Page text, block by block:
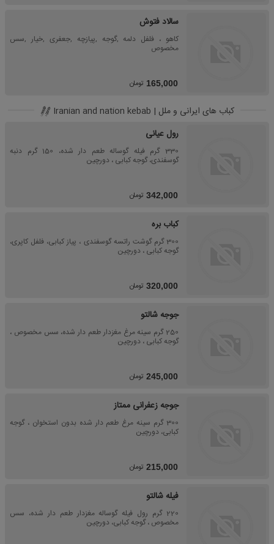
سالاد فتوش
کاهو ، فلفل دلمه ,گوجه ,پیازچه ,جعفری ,خیار ,سس
مخصوص
165,000 تومان
کباب های ایرانی و ملل | Iranian and nation kebab
رول عیانی
330 گرم فیله گوساله طعم دار شده، 150 گرم دنبه
گوسفندی، گوجه کبابی ، دورچین
342,000 تومان
کباب بره
300 گرم گوشت راتسه گوسفندی ، پیاز کبابی، فلفل کاپری،
گوجه کبابی ، دورچین
320,000 تومان
جوجه شالتو
250 گرم سینه مرغ مغزدار طعم دار شده، سس مخصوص ،
گوجه کبابی ، دورچین
245,000 تومان
جوجه زعفرانی ممتاز
300 گرم سینه مرغ طعم دار شده بدون استخوان ، گوجه
کبابی، دورچین
215,000 تومان
فیله شالتو
220 گرم رول فیله گوساله مغزدار طعم دار شده، سس
مخصوص ، گوجه کبابی، دورچین